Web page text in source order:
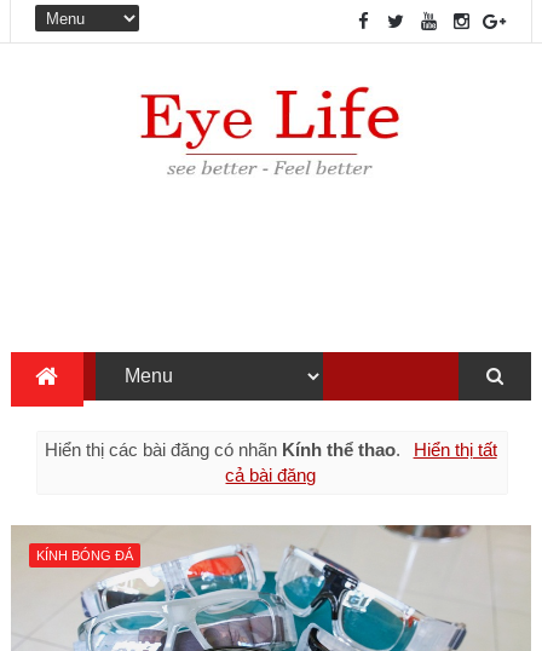
Hiển thị các bài đăng có nhãn Kính thể thao.
Hiển thị tất
cả bài đăng
KÍNH BÓNG ĐÁ